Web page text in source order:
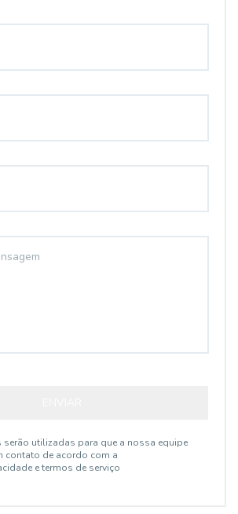
utilizadas para que a nossa equipe
contato de acordo com a
e termos de serviço